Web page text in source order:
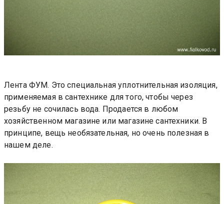
Лента ФУМ. Это специальная уплотнительная изоляция,
применяемая в сантехнике для того, чтобы через
резьбу не сочилась вода. Продается в любом
хозяйственном магазине или магазине сантехники. В
принципе, вещь необязательная, но очень полезная в
нашем деле.